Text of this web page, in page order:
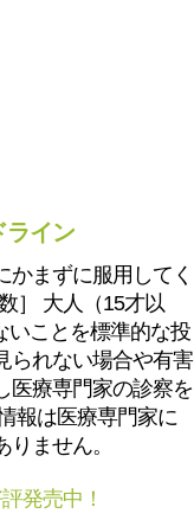
ライン
かまずに服用してく
］ 大人（15才以
いことを標準的な投
られない場合や有害
医療専門家の診察を
報は医療専門家に
ません。
発売中！